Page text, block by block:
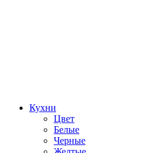
Кухни
Цвет
Белые
Черные